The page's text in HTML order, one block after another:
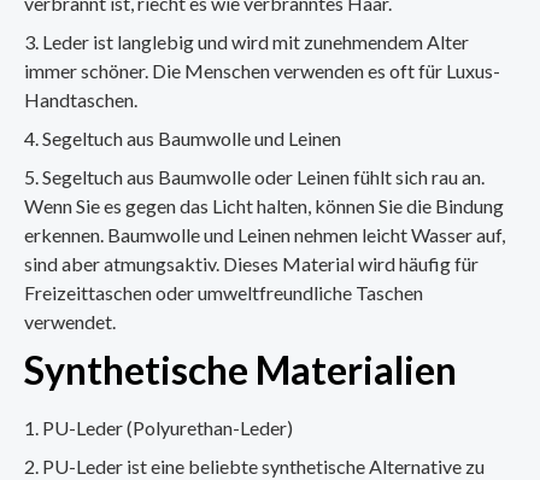
Leder ist langlebig und wird mit zunehmendem Alter
immer schöner. Die Menschen verwenden es oft für Luxus-
Handtaschen.
Segeltuch aus Baumwolle und Leinen
Segeltuch aus Baumwolle oder Leinen fühlt sich rau an.
Wenn Sie es gegen das Licht halten, können Sie die Bindung
erkennen. Baumwolle und Leinen nehmen leicht Wasser auf,
sind aber atmungsaktiv. Dieses Material wird häufig für
Freizeittaschen oder umweltfreundliche Taschen
verwendet.
Synthetische Materialien
PU-Leder (Polyurethan-Leder)
PU-Leder ist eine beliebte synthetische Alternative zu